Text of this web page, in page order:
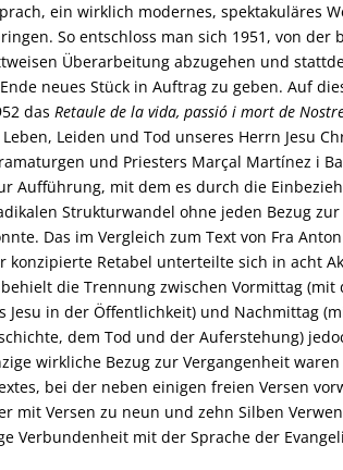
ein wirklich modernes, spektakuläres
So entschloss man sich 1951, von der
Überarbeitung abzugehen und
neues Stück in Auftrag zu geben. Auf
das Retaule de la vida, passió i mort de
Leiden und Tod unseres Herrn Jesu
und Priesters Marçal Martínez i
Aufführung, mit dem es durch die
Strukturwandel ohne jeden Bezug
Das im Vergleich zum Text von Fra
konzipierte Retabel unterteilte sich in acht
die Trennung zwischen Vormittag (mit
Jesu in der Öffentlichkeit) und Nachmittag
dem Tod und der Auferstehung)
wirkliche Bezug zur Vergangenheit
bei der neben einigen freien Versen
mit Versen zu neun und zehn Silben
Verbundenheit mit der Sprache der